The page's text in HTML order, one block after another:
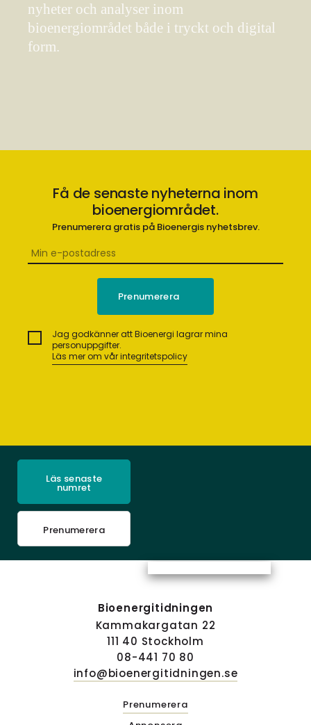
nyheter och analyser inom
bioenergiområdet både i tryckt och digital
form.
Få de senaste nyheterna inom
bioenergiområdet.
Prenumerera gratis på Bioenergis nyhetsbrev.
Jag godkänner att Bioenergi lagrar mina
personuppgifter.
Läs mer om vår integritetspolicy
Läs senaste
numret
Prenumerera
Bioenergitidningen
Kammakargatan 22
111 40 Stockholm
08-441 70 80
info@bioenergitidningen.se
Prenumerera